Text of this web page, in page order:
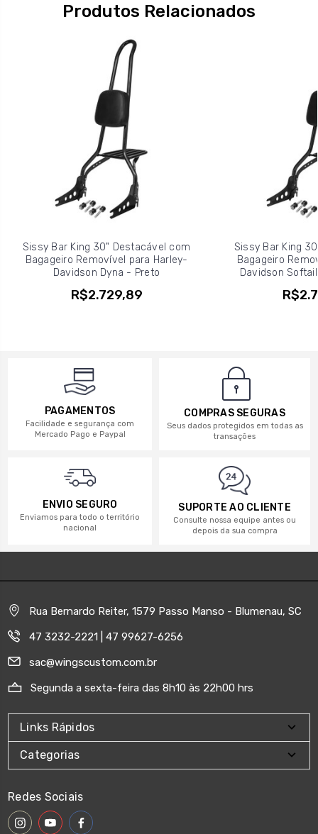
Produtos Relacionados
Sissy Bar King 30" Destacável com
Bagageiro Removível para Harley-
Davidson Dyna - Preto
R$2.729,89
Sissy Bar King
Bagageiro
Davidson
PAGAMENTOS
Facilidade e segurança com
Mercado Pago e Paypal
COMPRAS SEGURAS
Seus dados protegidos em todas as
transações
ENVIO SEGURO
Enviamos para todo o território
nacional
SUPORTE AO CLIENTE
Consulte nossa equipe antes ou
depois da sua compra
Rua Bernardo Reiter, 1579 Passo Manso - Blumenau, SC
47 3232-2221 | 47 99627-6256
sac@wingscustom.com.br
Segunda a sexta-feira das 8h10 às 22h00 hrs
Links Rápidos
Categorias
Redes Sociais